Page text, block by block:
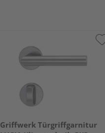
Griffwerk Türgriffgarnitur